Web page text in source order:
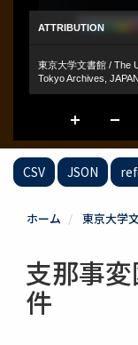
CSV JSON
ホーム 東京大学
支那事
件